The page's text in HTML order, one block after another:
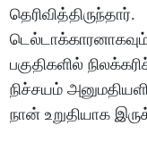
பகுதிகளில்
நிச்சயம்
நான் உறுதியாக